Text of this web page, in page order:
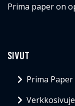
Prima paper on
SIVUT
Prima Paper